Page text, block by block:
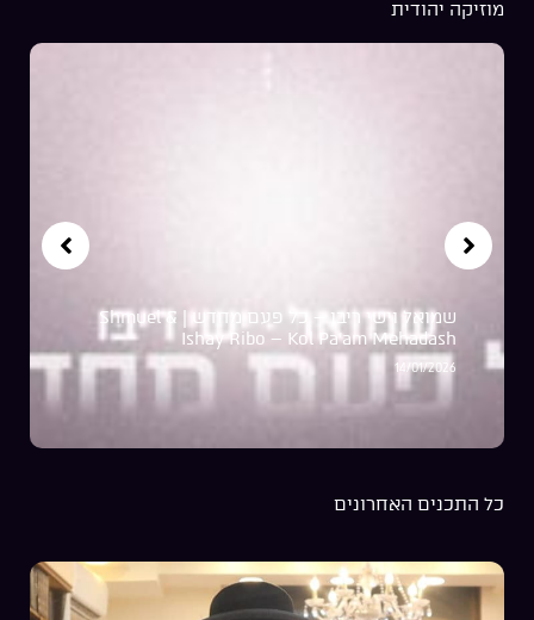
מוזיקה יהודית
שמואל וישי ריבו – כל פעם מחדש | Shmuel &
Ishay Ribo – Kol Pa’am Mehadash
14/01/2026
כל התכנים האחרונים